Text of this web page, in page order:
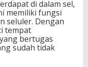
di dalam sel,
memiliki fungsi
seluler. Dengan
tempat
bertugas
sudah tidak